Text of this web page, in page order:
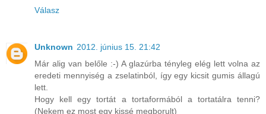
Válasz
Unknown 2012. június 15. 21:42
Már alig van belőle :-) A glazúrba tényleg elég lett volna az
eredeti mennyiség a zselatinból, így egy kicsit gumis állagú
lett.
Hogy kell egy tortát a tortaformából a tortatálra tenni?
(Nekem ez most egy kissé megborult)